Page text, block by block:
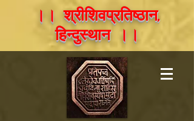
।। श्रीशिवप्रतिष्ठान,
हिन्दुस्थान ।।